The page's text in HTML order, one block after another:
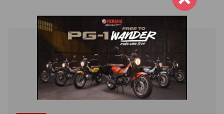
hơn 10 năm kinh nghiệm trong lĩnh vực phân phối xe máy
Yamaha chính hãng trên toàn quốc